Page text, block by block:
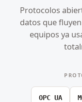
Protocolos
datos que
equipos ya
OPC UA